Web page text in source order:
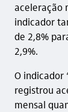
aceleração
indicador
de 2,8%
2,9%.
O indicador
registrou
mensal